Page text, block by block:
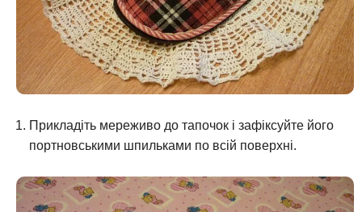
Прикладіть мереживо до тапочок і зафіксуйте його
портновськими шпильками по всій поверхні.